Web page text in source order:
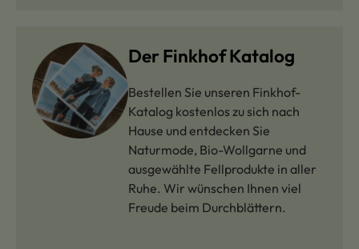
Der Finkhof Katalog
Bestellen Sie unseren Finkhof-
Katalog kostenlos zu sich nach
Hause und entdecken Sie
Naturmode, Bio-Wollgarne und
ausgewählte Fellprodukte in aller
Ruhe. Wir wünschen Ihnen viel
Freude beim Durchblättern.